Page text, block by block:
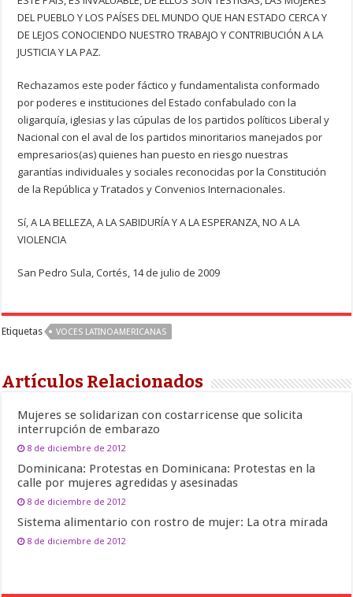
DEL PUEBLO Y LOS PAÍSES DEL MUNDO QUE HAN ESTADO CERCA Y
DE LEJOS CONOCIENDO NUESTRO TRABAJO Y CONTRIBUCIÓN A LA
JUSTICIA Y LA PAZ.
Rechazamos este poder fáctico y fundamentalista conformado
por poderes e instituciones del Estado confabulado con la
oligarquía, iglesias y las cúpulas de los partidos políticos Liberal y
Nacional con el aval de los partidos minoritarios manejados por
empresarios(as) quienes han puesto en riesgo nuestras
garantías individuales y sociales reconocidas por la Constitución
de la República y Tratados y Convenios Internacionales.
Sí, A LA BELLEZA, A LA SABIDURÍA Y A LA ESPERANZA, NO A LA
VIOLENCIA
San Pedro Sula, Cortés, 14 de julio de 2009
Etiquetas VOCES LATINOAMERICANAS
Artículos Relacionados
Mujeres se solidarizan con costarricense que solicita
interrupción de embarazo
8 de diciembre de 2012
Dominicana: Protestas en Dominicana: Protestas en la
calle por mujeres agredidas y asesinadas
8 de diciembre de 2012
Sistema alimentario con rostro de mujer: La otra mirada
8 de diciembre de 2012